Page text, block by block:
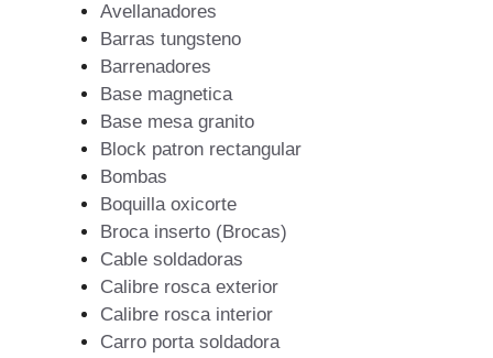
Avellanadores
Barras tungsteno
Barrenadores
Base magnetica
Base mesa granito
Block patron rectangular
Bombas
Boquilla oxicorte
Broca inserto (Brocas)
Cable soldadoras
Calibre rosca exterior
Calibre rosca interior
Carro porta soldadora